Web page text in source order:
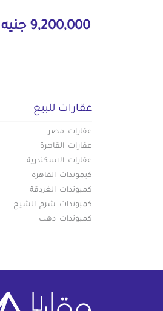
9,200,000 جنيه
عقارات للبيع
عقارات مصر
عقارات القاهرة
عقارات الاسكندرية
كبموندات القاهرة
كمبوندات الغردقة
كمبوندات شرم الشيخ
كمبوندات دهب